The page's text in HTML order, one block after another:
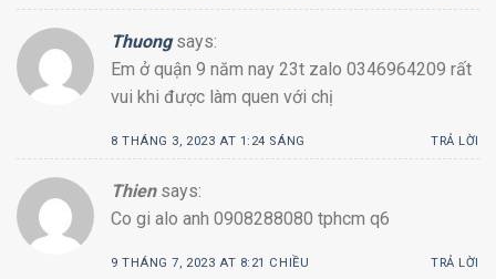
Thuong says:
Em ở quận 9 năm nay 23t zalo 0346964209 rất
vui khi được làm quen với chị
8 THÁNG 3, 2023 AT 1:24 SÁNG TRẢ LỜI
Thien says:
Co gi alo anh 0908288080 tphcm q6
9 THÁNG 7, 2023 AT 8:21 CHIỀU TRẢ LỜI